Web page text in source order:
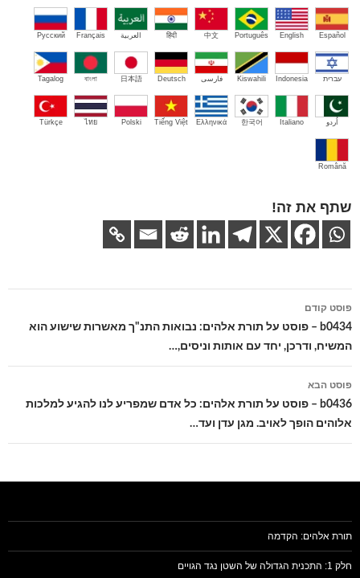
Español
English
Português
中文
हिंदी العربية Français
Русский
עברית Indonesia
Kiswahili فارسی Deutsch
日本語
বাংলা
Tagalog
اُردو Italiano
한국어
Ελληνικά
Tiếng Việt
Polski
ไทย
Türkçe
Română
שתף את זה!
ניווט
בפוסטים
פוסט קודם
b0434 – פוסט על תורת אלהים: נבואות התנ"ך מאשרות שישוע הוא
המשיח, ודרכן, יחד עם אותות וניסים,…
פוסט הבא
b0436 – פוסט על תורת אלהים: כל אדם שמפריע לנו להגיע למלכות
אלוהים הופך לאויב. מגן עדן ועד…
תורת אלהים: הקדמה
חלק 1: התכנית הגדולה של השטן נגד הגויים